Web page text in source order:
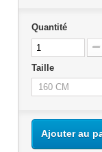
Quantité
Taille
Ajouter au